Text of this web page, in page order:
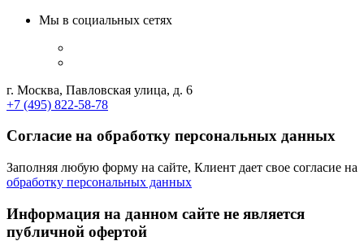
Мы в социальных сетях
г. Москва, Павловская улица, д. 6
+7 (495) 822-58-78
Согласие на обработку персональных данных
Заполняя любую форму на сайте, Клиент дает свое согласие на
обработку персональных данных
Информация на данном сайте не является
публичной офертой